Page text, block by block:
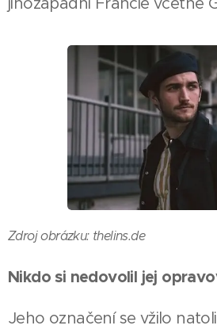
Zdroj obrázku: thelins.de
Nikdo si nedovolil jej
Jeho označení se vžilo